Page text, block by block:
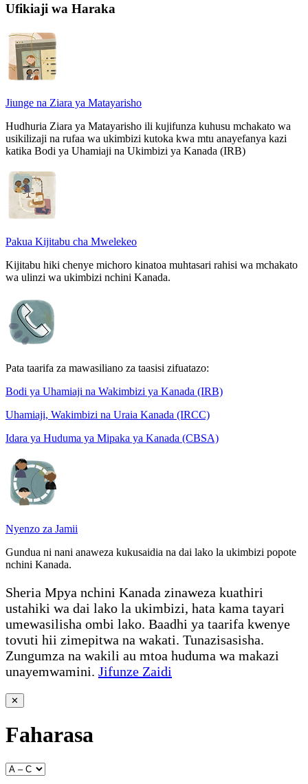
Ufikiaji wa Haraka
Jiunge na Ziara ya Matayarisho
Hudhuria Ziara ya Matayarisho ili kujifunza kuhusu mchakato wa
usikilizaji na rufaa wa ukimbizi kutoka kwa mtu anayefanya kazi
katika Bodi ya Uhamiaji na Ukimbizi ya Kanada (IRB)
Pakua Kijitabu cha Mwelekeo
Kijitabu hiki chenye michoro kinatoa muhtasari rahisi wa mchakato
wa ulinzi wa ukimbizi nchini Kanada.
Pata taarifa za mawasiliano za taasisi zifuatazo:
Bodi ya Uhamiaji na Wakimbizi ya Kanada (IRB)
Uhamiaji, Wakimbizi na Uraia Kanada (IRCC)
Idara ya Huduma ya Mipaka ya Kanada (CBSA)
Nyenzo za Jamii
Gundua ni nani anaweza kukusaidia na dai lako la ukimbizi popote
nchini Kanada.
Sheria Mpya nchini Kanada zinaweza kuathiri
ustahiki wa dai lako la ukimbizi, hata kama tayari
umewasilisha ombi lako. Baadhi ya taarifa kwenye
tovuti hii zimepitwa na wakati. Tunazisasisha.
Zungumza na wakili au mtoa huduma wa makazi
unayemwamini. Jifunze Zaidi
✕
Faharasa